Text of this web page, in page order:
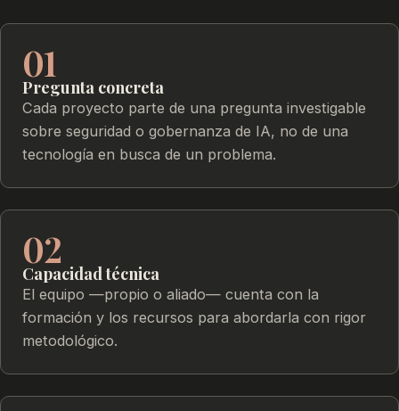
01
Pregunta concreta
Cada proyecto parte de una pregunta investigable
sobre seguridad o gobernanza de IA, no de una
tecnología en busca de un problema.
02
Capacidad técnica
El equipo —propio o aliado— cuenta con la
formación y los recursos para abordarla con rigor
metodológico.